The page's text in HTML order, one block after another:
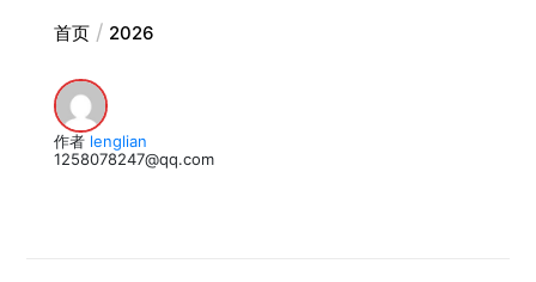
首页 2026
作者 lenglian
1258078247@qq.com